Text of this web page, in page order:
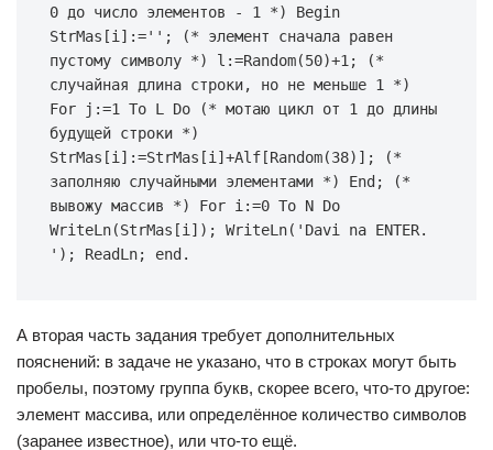
0 до число элементов - 1 *) Begin
StrMas[i]:=''; (* элемент сначала равен
пустому символу *) l:=Random(50)+1; (*
случайная длина строки, но не меньше 1 *)
For j:=1 To L Do (* мотаю цикл от 1 до длины
будущей строки *)
StrMas[i]:=StrMas[i]+Alf[Random(38)]; (*
заполняю случайными элементами *) End; (*
вывожу массив *) For i:=0 To N Do
WriteLn(StrMas[i]); WriteLn('Davi na ENTER.
'); ReadLn; end.
А вторая часть задания требует дополнительных
пояснений: в задаче не указано, что в строках могут быть
пробелы, поэтому группа букв, скорее всего, что-то другое:
элемент массива, или определённое количество символов
(заранее известное), или что-то ещё.